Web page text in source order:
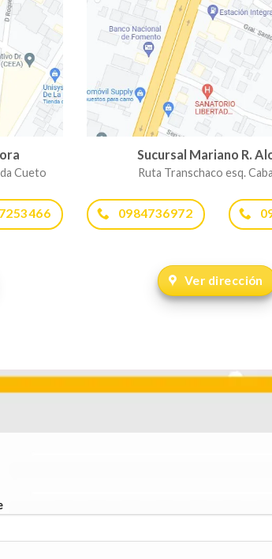
Cueto
Sucursal Mariano R.
Ruta Transchaco esq.
0984736972
Ver dirección